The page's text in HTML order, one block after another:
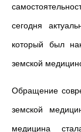
сегодня
который был
земской
Обращение
земской
медицина